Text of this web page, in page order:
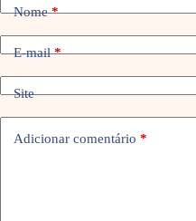
Nome*
E-mail*
Site
Adicionar comentário *